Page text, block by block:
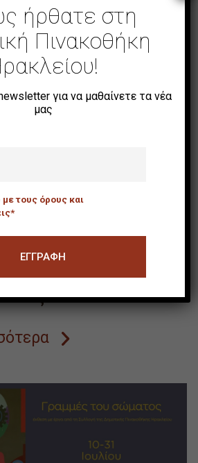
Σύλλογος
| Δημοτική
ήρθατε στη
Πινακοθήκη
για να μαθαίνετε τα νέα
μας
τους όρους και